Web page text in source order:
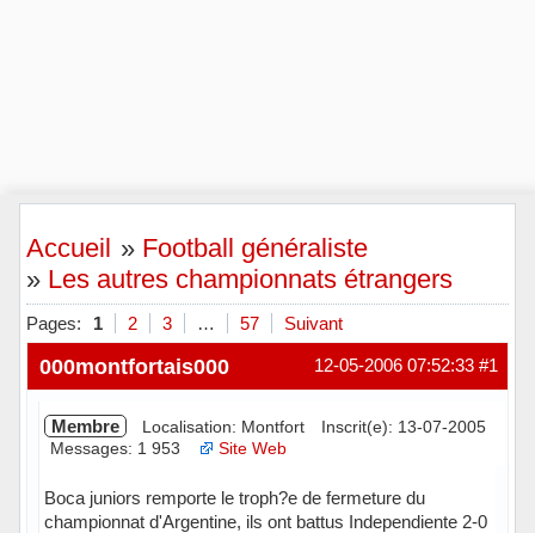
Accueil » Football généraliste
» Les autres championnats étrangers
Pages: 1 2 3 … 57 Suivant
#1
12-05-2006 07:52:33
000montfortais000
Membre Localisation: Montfort
Inscrit(e): 13-07-2005
Messages: 1 953
Site Web
Boca juniors remporte le troph?e de fermeture du
championnat d'Argentine, ils ont battus Independiente 2-0